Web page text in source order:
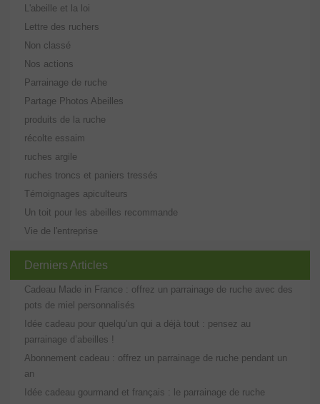
L'abeille et la loi
Lettre des ruchers
Non classé
Nos actions
Parrainage de ruche
Partage Photos Abeilles
produits de la ruche
récolte essaim
ruches argile
ruches troncs et paniers tressés
Témoignages apiculteurs
Un toit pour les abeilles recommande
Vie de l'entreprise
Derniers Articles
Cadeau Made in France : offrez un parrainage de ruche avec des
pots de miel personnalisés
Idée cadeau pour quelqu’un qui a déjà tout : pensez au
parrainage d’abeilles !
Abonnement cadeau : offrez un parrainage de ruche pendant un
an
Idée cadeau gourmand et français : le parrainage de ruche